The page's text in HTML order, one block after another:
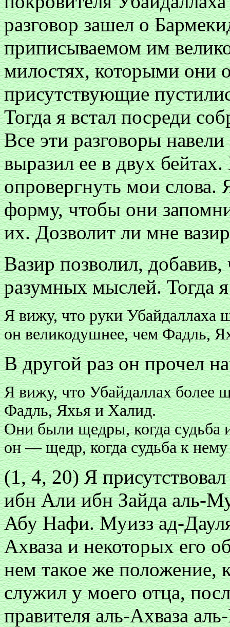
разговор зашел о
приписываемом им
милостях, которыми они
присутствующие
Тогда я встал посреди
Все эти разговоры
выразил ее в двух
опровергнуть мои
форму, чтобы они
их. Дозволит ли мне
Вазир позволил,
разумных мыслей. Тогда я
Я вижу, что руки Убайдаллаха
он великодушнее, чем Фадль,
В другой раз он прочел
Я вижу, что Убайдаллах более
Фадль, Яхья и Халид.
Они были щедры, когда судьба
он — щедр, когда судьба к нему
(1, 4, 20) Я
ибн Али ибн Зайда аль-
Абу Нафи. Муизз ад-
Ахваза и некоторых его
нем такое же положение,
служил у моего отца,
правителя аль-Ахваза